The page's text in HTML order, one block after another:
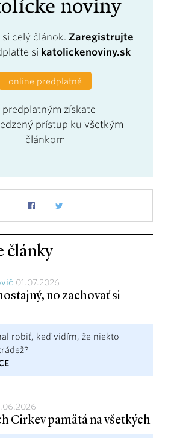
celý článok. Zaregistrujte
si katolickenoviny.sk
online predplatné
predplatným získate
prístup ku všetkým
článkom
články
01.07.2026
no zachovať si
robiť, keď vidím, že niekto
Cirkev pamätá na všetkých